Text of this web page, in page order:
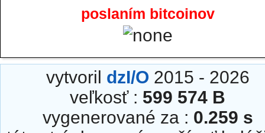
poslaním bitcoinov
vytvoril dzI/O 2015 - 2026
veľkosť : 599 574 B
vygenerované za : 0.259 s